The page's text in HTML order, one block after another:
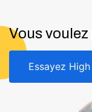
Vous
Essayez